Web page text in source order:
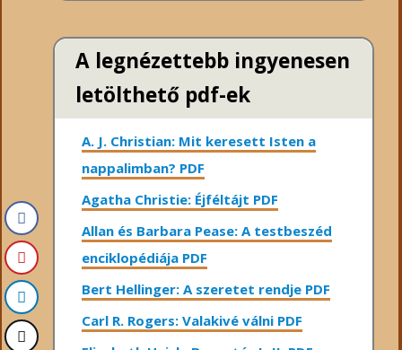
A legnézettebb ingyenesen
letölthető pdf-ek
A. J. Christian: Mit keresett Isten a
nappalimban? PDF
Agatha Christie: Éjféltájt PDF
Allan és Barbara Pease: A testbeszéd
enciklopédiája PDF
Bert Hellinger: A ​szeretet rendje PDF
Carl R. Rogers: Valakivé válni PDF